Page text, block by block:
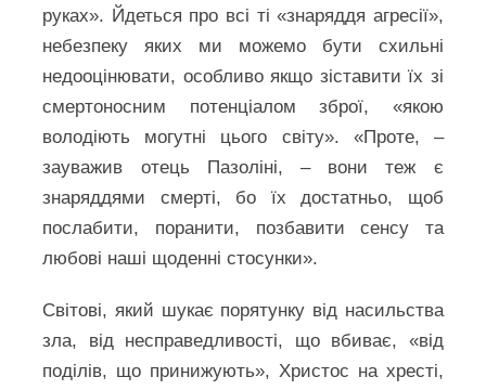
руках». Йдеться про всі ті «знаряддя агресії»,
небезпеку яких ми можемо бути схильні
недооцінювати, особливо якщо зіставити їх зі
смертоносним потенціалом зброї, «якою
володіють могутні цього світу». «Проте, –
зауважив отець Пазоліні, – вони теж є
знаряддями смерті, бо їх достатньо, щоб
послабити, поранити, позбавити сенсу та
любові наші щоденні стосунки».
Світові, який шукає порятунку від насильства
зла, від несправедливості, що вбиває, «від
поділів, що принижують», Христос на хресті,